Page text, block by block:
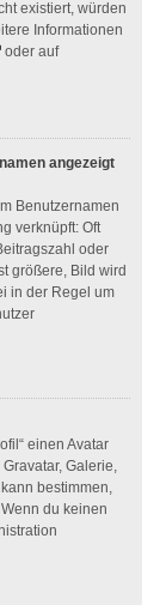
existiert, würden
Informationen
oder auf
angezeigt
Benutzernamen
verknüpft: Oft
oder
größere, Bild wird
in der Regel um
einen Avatar
Galerie,
bestimmen,
du keinen